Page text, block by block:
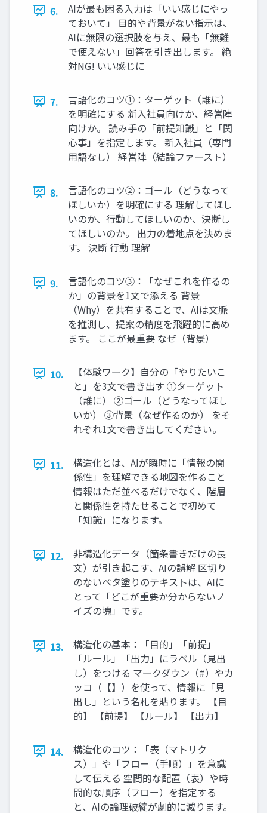
6.
AIが最も困る入力は「いい感じにやっ
ておいて」 目的や背景がない指示は、
AIに無限の選択肢を与え、最も「無難
で使えない」回答を引き出します。 絶
対NG! いい感じに
7.
言語化のコツ①：ターゲット（誰に）
を明確にする 新入社員向けか、経営陣
向けか。 読み手の「前提知識」と「関
心事」を指定します。 新入社員（専門
用語なし） 経営陣（結論ファースト）
8.
言語化のコツ②：ゴール（どうなって
ほしいか）を明確にする 理解してほし
いのか、行動してほしいのか、決断し
てほしいのか。 出力の着地点を決めま
す。 決断 行動 理解
9.
言語化のコツ③：「なぜこれを作るの
か」の背景を1文で添える 背景
（Why）を共有することで、AIは文脈
を推測し、提案の精度を飛躍的に高め
ます。 ここが最重要 なぜ（背景）
10.
【体験ワーク】自分の「やりたいこ
と」を3文で書き出す ①ターゲット
（誰に） ②ゴール（どうなってほし
いか） ③背景（なぜ作るのか） をそ
れぞれ1文で書き出してください。
11.
構造化とは、AIが瞬時に「情報の関
係性」を理解できる地図を作ること
情報はただ並べるだけでなく、階層
と関係性を持たせることで初めて
「知識」になります。
12.
非構造化データ（箇条書きだけの長
文）が引き起こす、AIの誤解 区切り
のないベタ塗りのテキストは、AIに
とって「どこが重要か分からないノ
イズの塊」です。
13.
構造化の基本：「目的」「前提」
「ルール」「出力」にラベル（見出
し）をつける マークダウン（#）やカ
ッコ（【】）を使って、情報に「見
出し」という名札を貼ります。 【目
的】 【前提】 【ルール】 【出力】
14.
構造化のコツ：「表（マトリク
ス）」や「フロー（手順）」を意識
して伝える 空間的な配置（表）や時
間的な順序（フロー）を指定する
と、AIの論理破綻が劇的に減ります。